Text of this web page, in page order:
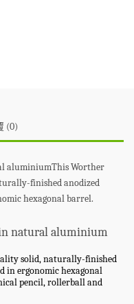
(0)
aluminiumThis Worther
finished anodized
hexagonal barrel.
natural aluminium
solid, naturally-finished
in ergonomic hexagonal
pencil, rollerball and